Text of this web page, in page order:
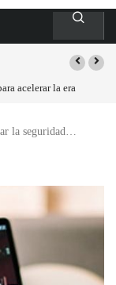
base
la seguridad…